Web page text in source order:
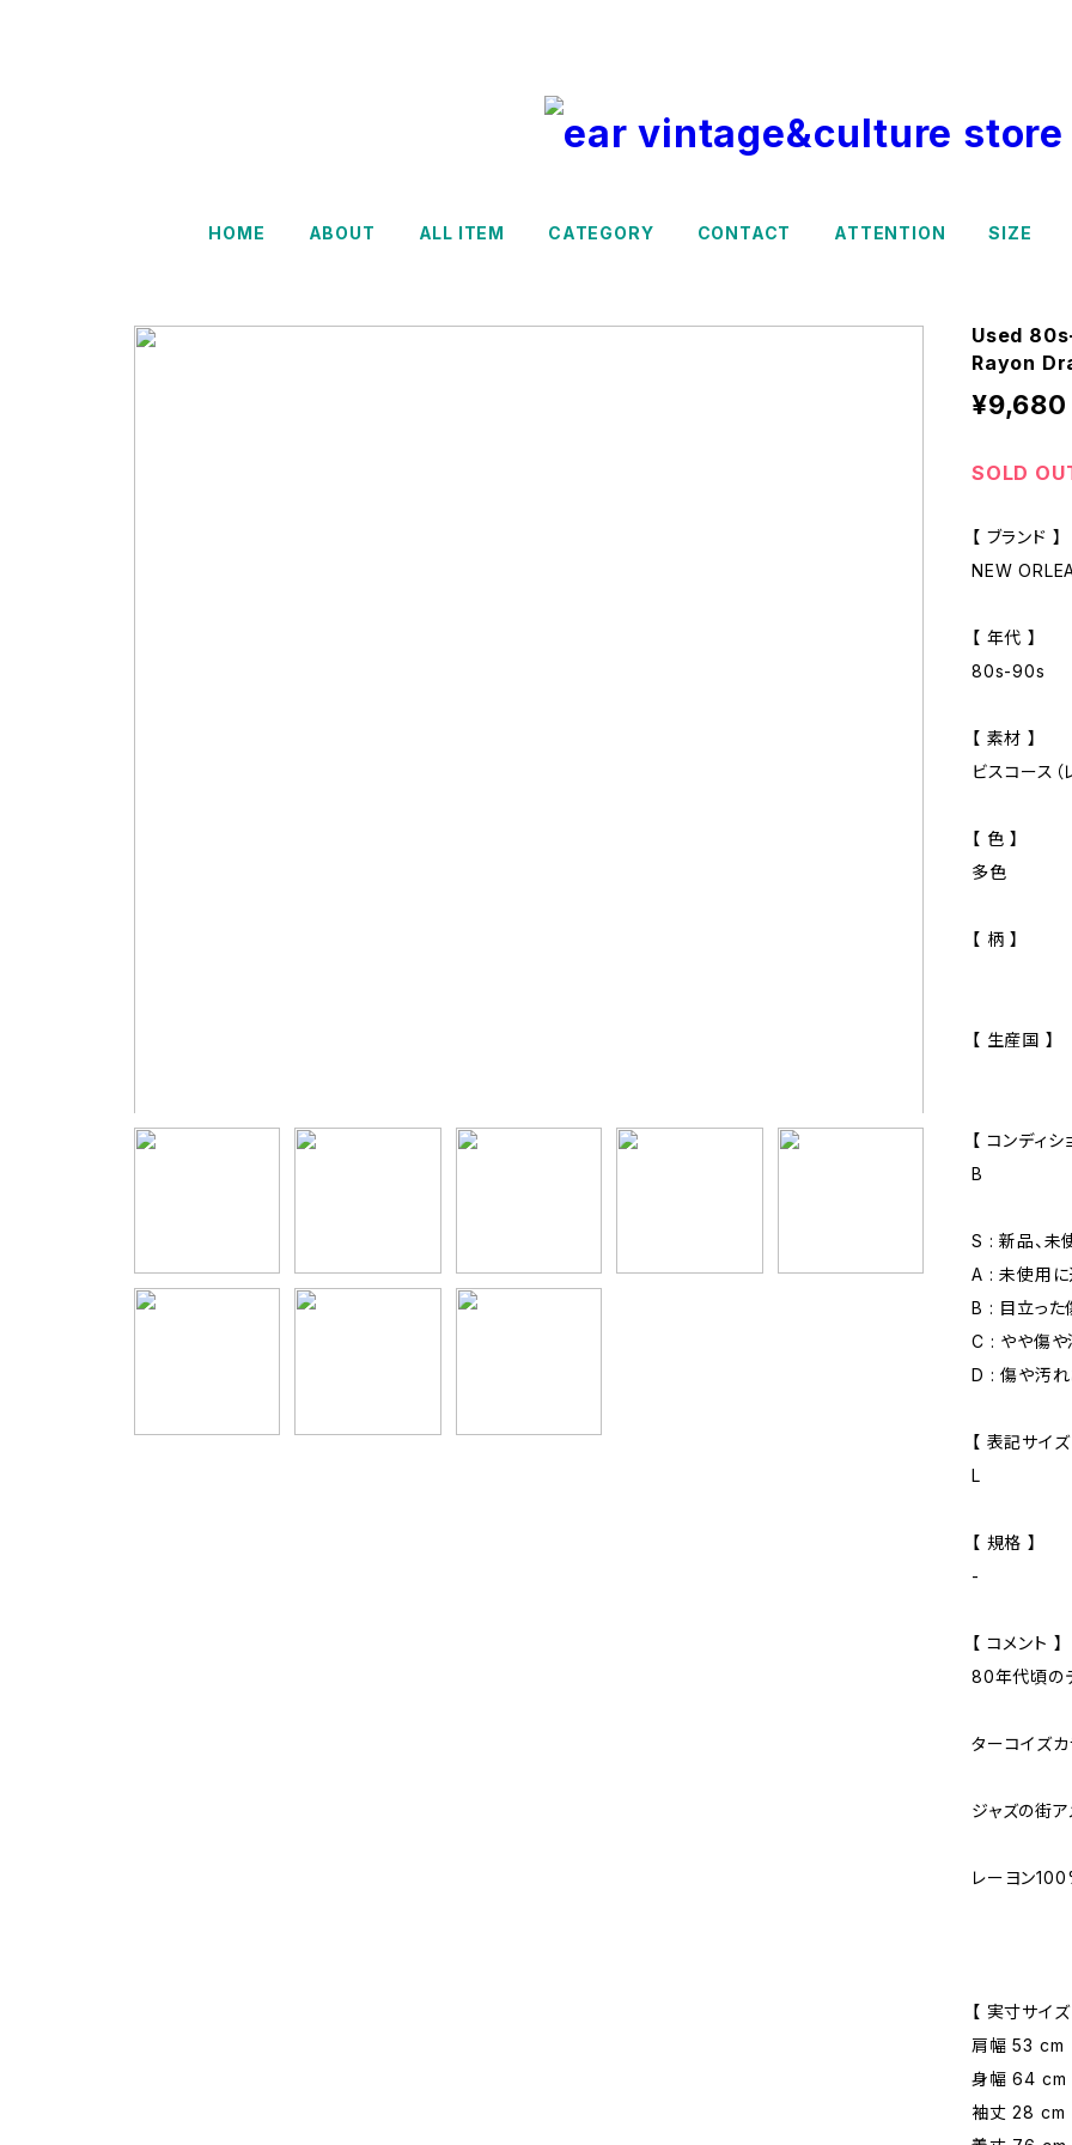
HOME ABOUT ALL ITEM CATEGORY CONTACT ATTENTION SIZE
Used
Rayon
¥9,680
SOLD
【 ブランド 】
NEW
【 年代 】
80s-90s
【 素材 】
ビスコース（
【 色 】
多色
【 柄 】
【 生産国 】
【 コンディシ
B
S : 新品、未
A : 未使用に
B : 目立った
C : やや傷や
D : 傷や汚れ
【 表記サイズ
L
【 規格 】
-
【 コメント 】
80年代頃の
ターコイズ
ジャズの街
レーヨン
【 実寸サイズ
肩幅 53 cm
身幅 64 cm
袖丈 28 cm